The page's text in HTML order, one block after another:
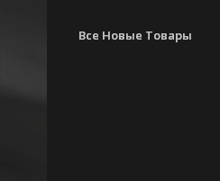
Все Новые Товары